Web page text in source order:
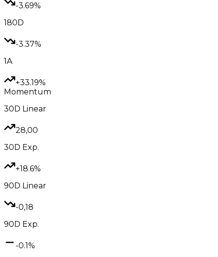
-3.69%
180D
-3.37%
1A
+33.19%
Momentum
30D Linear
28,00
30D Exp.
+18.6%
90D Linear
-0,18
90D Exp.
-0.1%